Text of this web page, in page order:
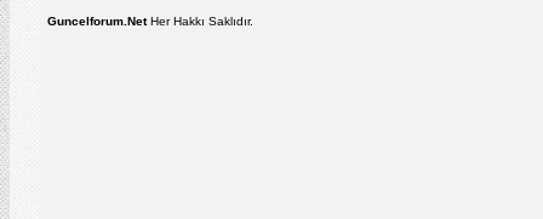
Guncelforum.NetHer Hakkı Saklıdır.